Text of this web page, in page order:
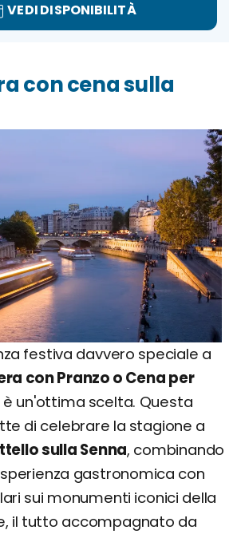
VEDI DISPONIBILITÀ
con cena sulla
festiva davvero speciale a
con Pranzo o Cena per
un'ottima scelta. Questa
di celebrare la stagione a
sulla Senna, combinando
gastronomica con
sui monumenti iconici della
il tutto accompagnato da